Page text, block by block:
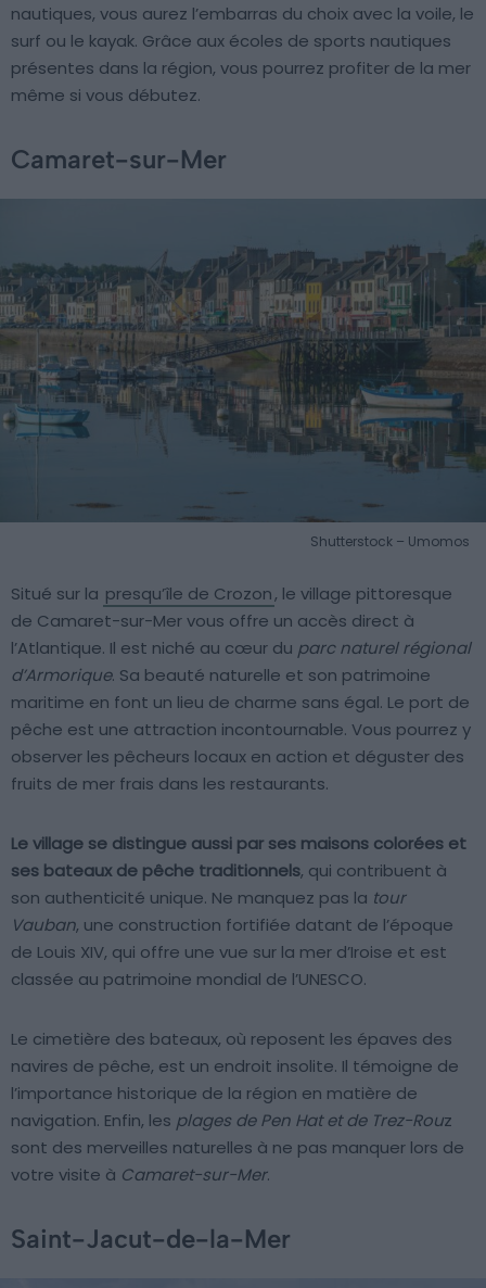
nautiques, vous aurez l’embarras du choix avec la voile, le
surf ou le kayak. Grâce aux écoles de sports nautiques
présentes dans la région, vous pourrez profiter de la mer
même si vous débutez.
Camaret-sur-Mer
Shutterstock – Umomos
Situé sur la presqu’île de Crozon, le village pittoresque
de Camaret-sur-Mer vous offre un accès direct à
l’Atlantique. Il est niché au cœur du parc naturel régional
d’Armorique. Sa beauté naturelle et son patrimoine
maritime en font un lieu de charme sans égal. Le port de
pêche est une attraction incontournable. Vous pourrez y
observer les pêcheurs locaux en action et déguster des
fruits de mer frais dans les restaurants.
Le village se distingue aussi par ses maisons colorées et
ses bateaux de pêche traditionnels, qui contribuent à
son authenticité unique. Ne manquez pas la tour
Vauban, une construction fortifiée datant de l’époque
de Louis XIV, qui offre une vue sur la mer d’Iroise et est
classée au patrimoine mondial de l’UNESCO.
Le cimetière des bateaux, où reposent les épaves des
navires de pêche, est un endroit insolite. Il témoigne de
l’importance historique de la région en matière de
navigation. Enfin, les plages de Pen Hat et de Trez-Rouz
sont des merveilles naturelles à ne pas manquer lors de
votre visite à Camaret-sur-Mer.
Saint-Jacut-de-la-Mer